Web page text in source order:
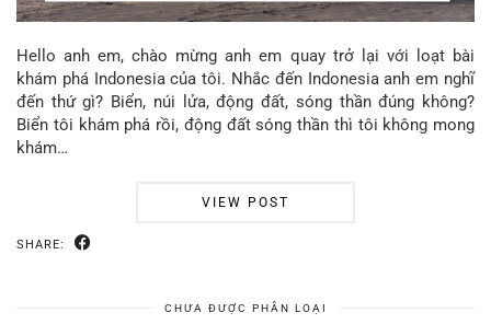
Hello anh em, chào mừng anh em quay trở lại với loạt bài
khám phá Indonesia của tôi. Nhắc đến Indonesia anh em nghĩ
đến thứ gì? Biển, núi lửa, động đất, sóng thần đúng không?
Biển tôi khám phá rồi, động đất sóng thần thì tôi không mong
khám…
VIEW POST
SHARE:
CHƯA ĐƯỢC PHÂN LOẠI